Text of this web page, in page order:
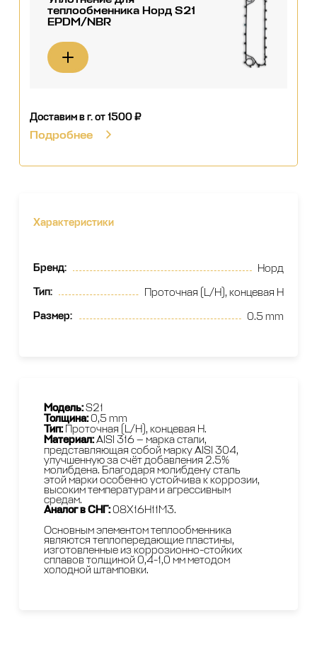
теплообменника Норд S21
EPDM/NBR
Доставим в г.от 1500 ₽
Подробнее
Характеристики
Бренд: Норд
Тип: Проточная (L/H), концевая H
Размер: 0.5 mm
Модель:S21
Толщина:0,5 mm
Тип:Проточная (L/H), концевая H.
Материал:AISI 316 — марка стали,
представляющая собой марку AISI 304,
улучшенную за счёт добавления 2.5%
молибдена. Благодаря молибдену сталь
этой марки особенно устойчива к коррозии,
высоким температурам и агрессивным
средам.
Аналог в СНГ:08Х16Н11М3.
Основным элементом теплообменника
являются теплопередающие пластины,
изготовленные из коррозионно-стойких
сплавов толщиной 0,4-1,0 мм методом
холодной штамповки.